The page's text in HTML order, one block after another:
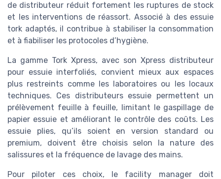
de distributeur réduit fortement les ruptures de stock
et les interventions de réassort. Associé à des essuie
tork adaptés, il contribue à stabiliser la consommation
et à fiabiliser les protocoles d’hygiène.
La gamme Tork Xpress, avec son Xpress distributeur
pour essuie interfoliés, convient mieux aux espaces
plus restreints comme les laboratoires ou les locaux
techniques. Ces distributeurs essuie permettent un
prélèvement feuille à feuille, limitant le gaspillage de
papier essuie et améliorant le contrôle des coûts. Les
essuie plies, qu’ils soient en version standard ou
premium, doivent être choisis selon la nature des
salissures et la fréquence de lavage des mains.
Pour piloter ces choix, le facility manager doit